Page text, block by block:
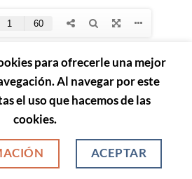
POLÍTICA DE PRIVACIDAD
DE COOKIES
2026 ©
para ofrecerle una mejor
Al navegar por este
el uso que hacemos de las
cookies.
ACEPTAR